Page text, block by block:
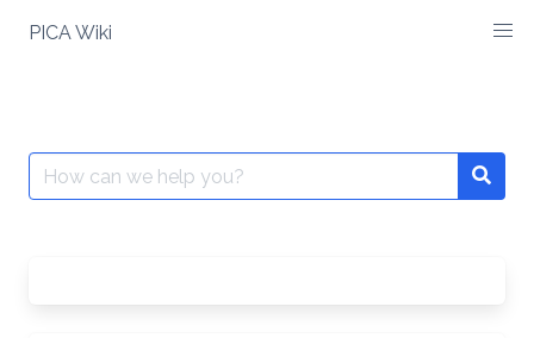
PICA Wiki
Search
for: